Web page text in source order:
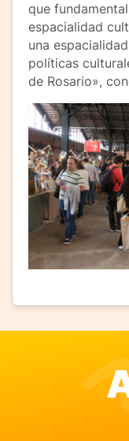
que
espacialidad
una
políticas
de Rosario»,